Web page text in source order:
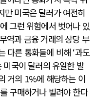
만 미국은 달러가 여전히
그런 위험에서 벗어나 있
역과 금융 거래의 상당 부
다른 통화들에 비해 ‘과도
미국이 달러의 유일한 발
거의 1%에 해당하는 이
구매하거나 빌려야 한다